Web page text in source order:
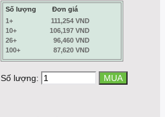
Số lượng
Đơn giá
1+
111,254 VND
10+
106,197 VND
26+
96,460 VND
100+
87,620 VND
Số lượng: